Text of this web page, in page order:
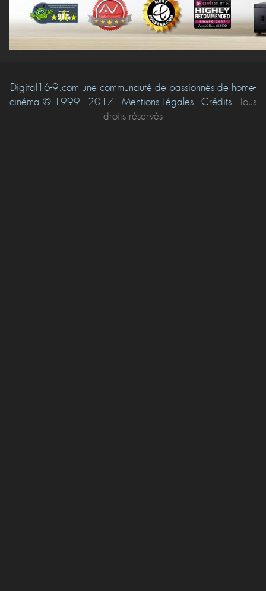
Digital16-9.com une communauté de passionnés de home-
cinéma © 1999 - 2017 - Mentions Légales - Crédits -Tous
droits réservés